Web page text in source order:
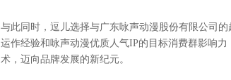
与此同时，逗儿选择与广东咏声动漫股份有限公司
运作经验和咏声动漫优质人气IP的目标消费群影响
术，迈向品牌发展的新纪元。